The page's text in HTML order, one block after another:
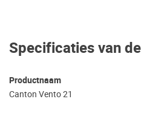
Specificaties van
Productnaam
Canton Vento 21